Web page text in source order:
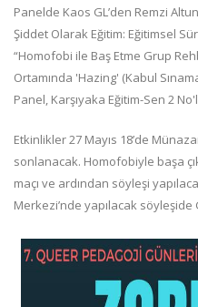
Panelde Kaos GL’den Remzi
Şiddet Olarak Eğitim: Eğitimsel
“Homofobi ile Baş Etme Grup
Ortamında 'Hazing' (Kabul
Panel, Karşıyaka Eğitim-Sen 2
Etkinlikler 27 Mayıs 18’de
sonlanacak. Homofobiyle başa
maçı ve ardından söyleşi
Merkezi’nde yapılacak